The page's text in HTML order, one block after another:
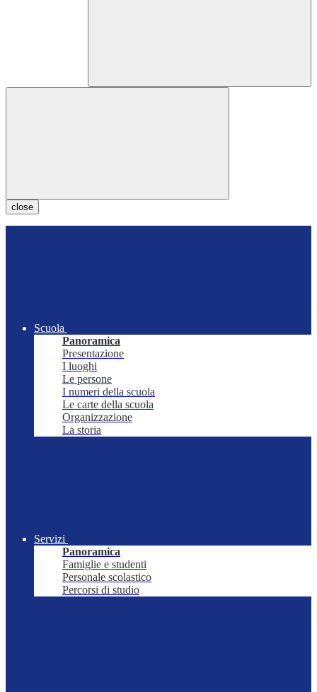
close
Scuola
Panoramica
Presentazione
I luoghi
Le persone
I numeri della scuola
Le carte della scuola
Organizzazione
La storia
Servizi
Panoramica
Famiglie e studenti
Personale scolastico
Percorsi di studio